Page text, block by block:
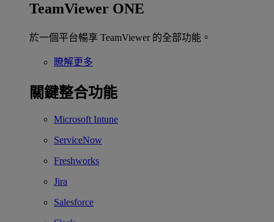
TeamViewer ONE
於一個平台暢享 TeamViewer 的全部功能。
瞭解更多
關鍵整合功能
Microsoft Intune
ServiceNow
Freshworks
Jira
Salesforce